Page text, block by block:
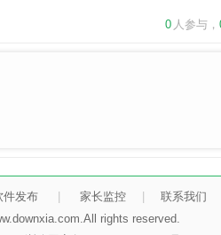
0 人参与，
件发布 家长监控
联系我们
rights reserved.